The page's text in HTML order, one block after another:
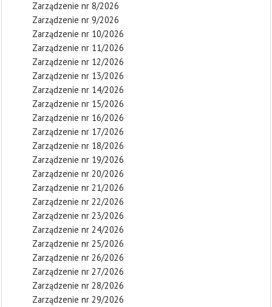
Zarządzenie nr 8/2026
Zarządzenie nr 9/2026
Zarządzenie nr 10/2026
Zarządzenie nr 11/2026
Zarządzenie nr 12/2026
Zarządzenie nr 13/2026
Zarządzenie nr 14/2026
Zarządzenie nr 15/2026
Zarządzenie nr 16/2026
Zarządzenie nr 17/2026
Zarządzenie nr 18/2026
Zarządzenie nr 19/2026
Zarządzenie nr 20/2026
Zarządzenie nr 21/2026
Zarządzenie nr 22/2026
Zarządzenie nr 23/2026
Zarządzenie nr 24/2026
Zarządzenie nr 25/2026
Zarządzenie nr 26/2026
Zarządzenie nr 27/2026
Zarządzenie nr 28/2026
Zarządzenie nr 29/2026